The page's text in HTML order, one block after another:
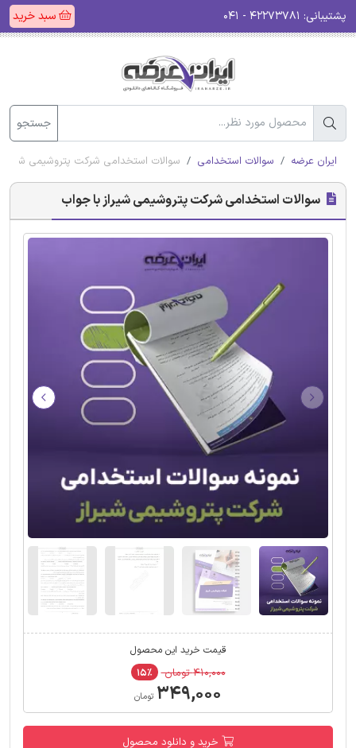
پشتیبانی: سبد خرید
جستجو
ایران عرضه سوالات استخدامی سوالات استخدامی شرکت پتروشیمی شیراز
سوالات استخدامی شرکت پتروشیمی شیراز با جواب
قیمت خرید این محصول
۴۱۰,۰۰۰ تومان ۱۵٪
۳۴۹,۰۰۰ تومان
خرید و دانلود محصول